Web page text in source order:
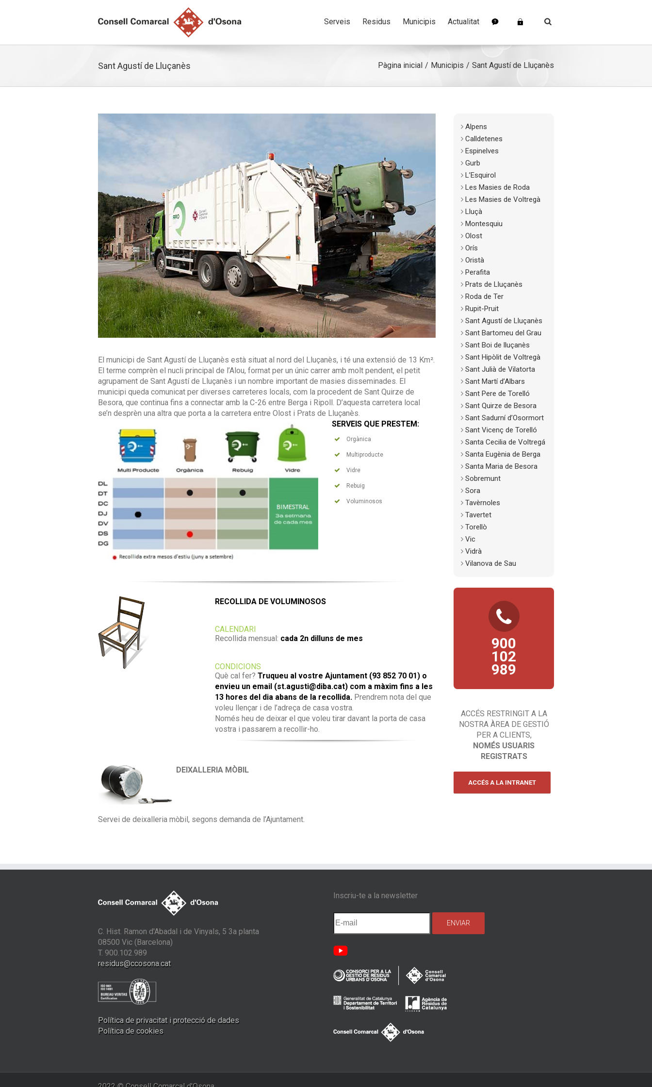
Serveis Residus Municipis Actualitat
Sant Agustí de Lluçanès Pàgina inicial Municipis Sant Agustí de Lluçanès
El municipi de Sant Agustí de Lluçanès està situat al nord del Lluçanès, i té una extensió de 13 Km².
El terme comprèn el nucli principal de l’Alou, format per un únic carrer amb molt pendent, el petit
agrupament de Sant Agustí de Lluçanès i un nombre important de masies disseminades. El
municipi queda comunicat per diverses carreteres locals, com la procedent de Sant Quirze de
Besora, que continua fins a connectar amb la C-26 entre Berga i Ripoll. D’aquesta carretera local
se’n desprèn una altra que porta a la carretera entre Olost i Prats de Lluçanès.
SERVEIS QUE PRESTEM:
Orgànica
Multiproducte
Vidre
Rebuig
Voluminosos
RECOLLIDA DE VOLUMINOSOS
CALENDARI
Recollida mensual: cada 2n dilluns de mes
CONDICIONS
Què cal fer?Truqueu al vostre Ajuntament (93 852 70 01) o
envieu un email (st.agusti@diba.cat) com a màxim fins a les
13 hores del dia abans de la recollida. Prendrem nota del que
voleu llençar i de l’adreça de casa vostra.
Només heu de deixar el que voleu tirar davant la porta de casa
vostra i passarem a recollir-ho.
DEIXALLERIA MÒBIL
Servei de deixalleria mòbil, segons demanda de l’Ajuntament.
Alpens
Calldetenes
Espinelves
Gurb
L’Esquirol
Les Masies de Roda
Les Masies de Voltregà
Lluçà
Montesquiu
Olost
Orís
Oristà
Perafita
Prats de Lluçanès
Roda de Ter
Rupit-Pruit
Sant Agustí de Lluçanès
Sant Bartomeu del Grau
Sant Boi de lluçanès
Sant Hipòlit de Voltregà
Sant Julià de Vilatorta
Sant Martí d’Albars
Sant Pere de Torelló
Sant Quirze de Besora
Sant Sadurní d’Osormort
Sant Vicenç de Torelló
Santa Cecilia de Voltregá
Santa Eugènia de Berga
Santa Maria de Besora
Sobremunt
Sora
Tavèrnoles
Tavertet
Torellò
Vic
Vidrà
Vilanova de Sau
900
102
989
TELÈFON
D’ATENCIÓ AL
CIUTADÀ
Consultes, propostes,
comentaris, queixes…
esperem la teva trucada!
ACCÉS RESTRINGIT A LA
NOSTRA ÀREA DE GESTIÓ
PER A CLIENTS,
NOMÉS USUARIS
REGISTRATS
ACCÉS A LA INTRANET
C. Hist. Ramon d'Abadal i de Vinyals, 5 3a planta
08500 Vic (Barcelona)
T. 900.102.989
residus@ccosona.cat
Política de privacitat i protecció de dades
Política de cookies
Inscriu-te a la newsletter